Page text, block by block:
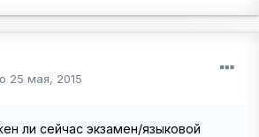
25 мая, 2015
ли сейчас экзамен/языковой